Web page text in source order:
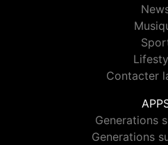
Contacter
Generations
Generations